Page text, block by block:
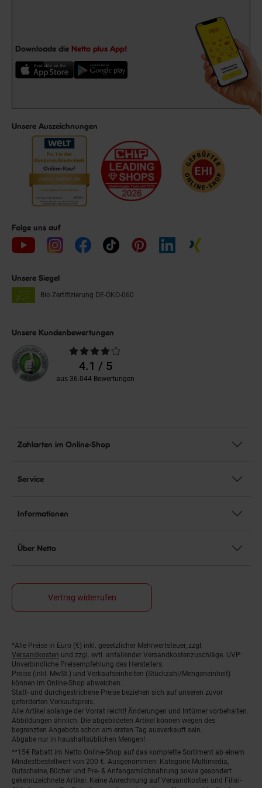
Downloade die Netto plus App!
Unsere Auszeichnungen
Folge uns auf
Unsere Siegel
Bio Zertifizierung DE-ÖKO-060
Unsere Kundenbewertungen
Durchschnittliche
Bewertungen4.1 / 5
aus 36.044 Bewertungen
Zahlarten im Online-Shop
Service
Informationen
Über Netto
Vertrag widerrufen
Fußnoten
*Alle Preise in Euro (€) inkl. gesetzlicher Mehrwertsteuer, zzgl.
Versandkosten und zzgl. evtl. anfallender Versandkostenzuschläge. UVP:
Unverbindliche Preisempfehlung des Herstellers.
Preise (inkl. MwSt.) und Verkaufseinheiten (Stückzahl/Mengeneinheit)
können im Online-Shop abweichen.
Statt- und durchgestrichene Preise beziehen sich auf unseren zuvor
geforderten Verkaufspreis.
Alle Artikel solange der Vorrat reicht! Änderungen und Irrtümer vorbehalten.
Abbildungen ähnlich. Die abgebildeten Artikel können wegen des
begrenzten Angebots schon am ersten Tag ausverkauft sein.
Abgabe nur in haushaltsüblichen Mengen!
**15€ Rabatt im Netto Online-Shop auf das komplette Sortiment ab einem
Mindestbestellwert von 200 €. Ausgenommen: Kategorie Multimedia,
Gutscheine, Bücher und Pre- & Anfangsmilchnahrung sowie gesondert
gekennzeichnete Artikel. Keine Anrechnung auf Versandkosten und Filial-